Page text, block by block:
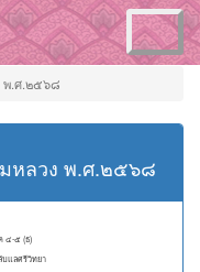
Toggle
navigation
พ.ศ.๒๕๖๘
หลวง พ.ศ.๒๕๖๘
๔-๕ (ธ)
บแลศรีวิทยา